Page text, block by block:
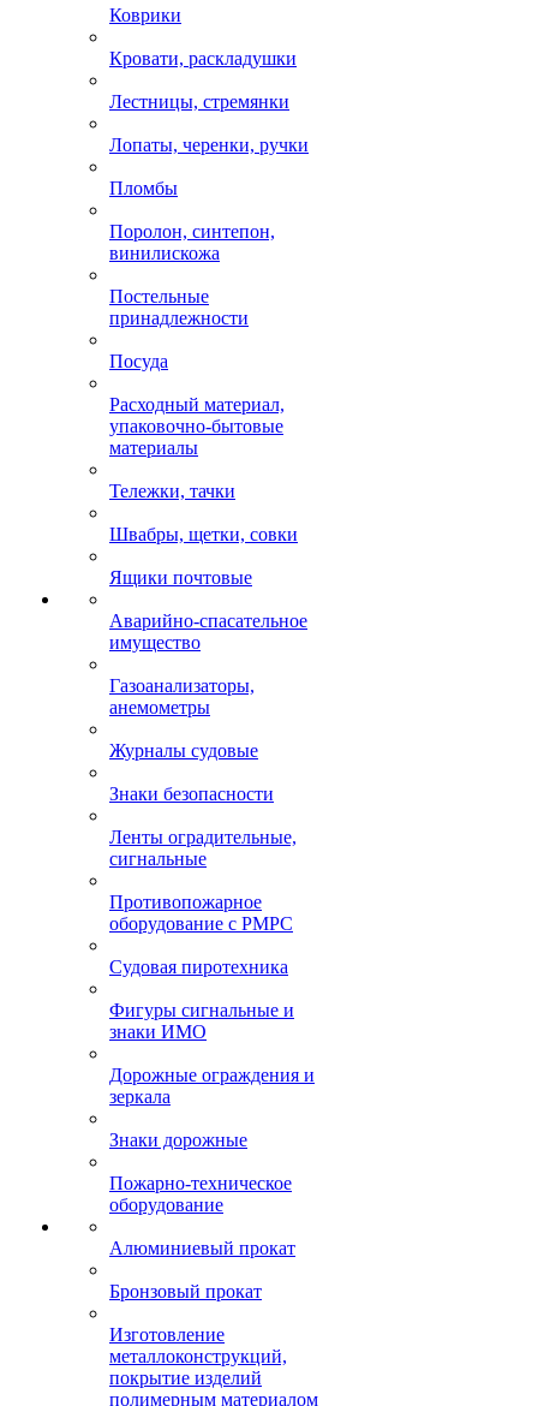
Коврики
Кровати, раскладушки
Лестницы, стремянки
Лопаты, черенки, ручки
Пломбы
Поролон, синтепон,
винилискожа
Постельные
принадлежности
Посуда
Расходный материал,
упаковочно-бытовые
материалы
Тележки, тачки
Швабры, щетки, совки
Ящики почтовые
Аварийно-спасательное
имущество
Газоанализаторы,
анемометры
Журналы судовые
Знаки безопасности
Ленты оградительные,
сигнальные
Противопожарное
оборудование с РМРС
Судовая пиротехника
Фигуры сигнальные и
знаки ИМО
Дорожные ограждения и
зеркала
Знаки дорожные
Пожарно-техническое
оборудование
Алюминиевый прокат
Бронзовый прокат
Изготовление
металлоконструкций,
покрытие изделий
полимерным материалом